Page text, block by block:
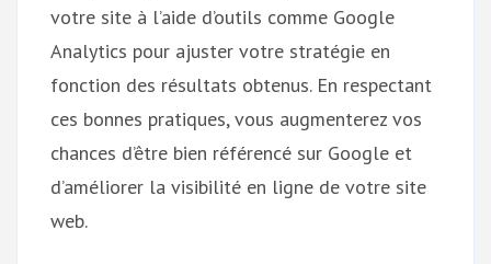
votre site à l’aide d’outils comme Google
Analytics pour ajuster votre stratégie en
fonction des résultats obtenus. En respectant
ces bonnes pratiques, vous augmenterez vos
chances d’être bien référencé sur Google et
d’améliorer la visibilité en ligne de votre site
web.